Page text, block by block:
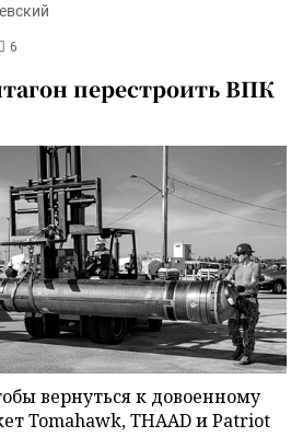
6
перестроить ВПК
вернуться к довоенному
Tomahawk, THAAD и Patriot